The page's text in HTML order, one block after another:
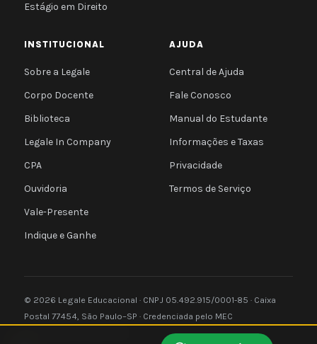
Estágio em Direito
INSTITUCIONAL
Sobre a Legale
Corpo Docente
Biblioteca
Legale In Company
CPA
Ouvidoria
Vale-Presente
Indique e Ganhe
AJUDA
Central de Ajuda
Fale Conosco
Manual do Estudante
Informações e Taxas
Privacidade
Termos de Serviço
© 2026 Legale Educacional · CNPJ 05.492.915/0001-85 · Caixa
Postal 77454, São Paulo–SP · Credenciada pelo MEC